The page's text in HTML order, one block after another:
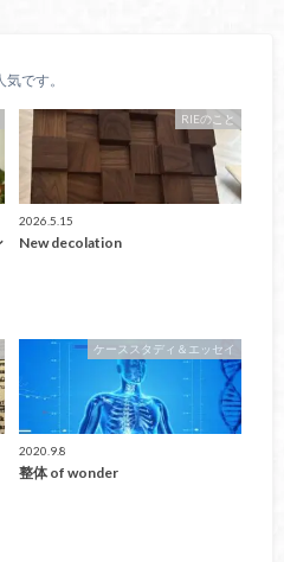
です。
RIEのこと
2026.5.15
New decolation
ケーススタディ＆エッセイ
2020.9.8
整体 of wonder